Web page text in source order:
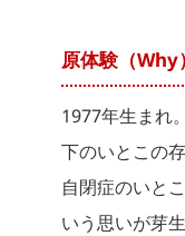
原体験（Why）
1977年生まれ
下のいとこの存
自閉症のいと
いう思いが芽